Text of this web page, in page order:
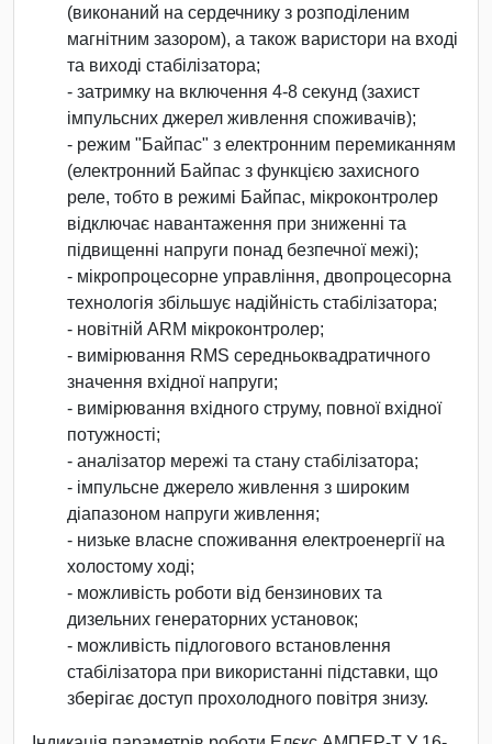
(виконаний на сердечнику з розподіленим
магнітним зазором), а також варистори на вході
та виході стабілізатора;
- затримку на включення 4-8 секунд (захист
імпульсних джерел живлення споживачів);
- режим "Байпас" з електронним перемиканням
(електронний Байпас з функцією захисного
реле, тобто в режимі Байпас, мікроконтролер
відключає навантаження при зниженні та
підвищенні напруги понад безпечної межі);
- мікропроцесорне управління, двопроцесорна
технологія збільшує надійність стабілізатора;
- новітній ARM мікроконтролер;
- вимірювання RMS середньоквадратичного
значення вхідної напруги;
- вимірювання вхідного струму, повної вхідної
потужності;
- аналізатор мережі та стану стабілізатора;
- імпульсне джерело живлення з широким
діапазоном напруги живлення;
- низьке власне споживання електроенергії на
холостому ході;
- можливість роботи від бензинових та
дизельних генераторних установок;
- можливість підлогового встановлення
стабілізатора при використанні підставки, що
зберігає доступ прохолодного повітря знизу.